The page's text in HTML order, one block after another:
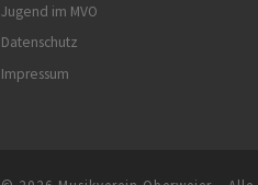
Jugend im MVO
Datenschutz
Impressum